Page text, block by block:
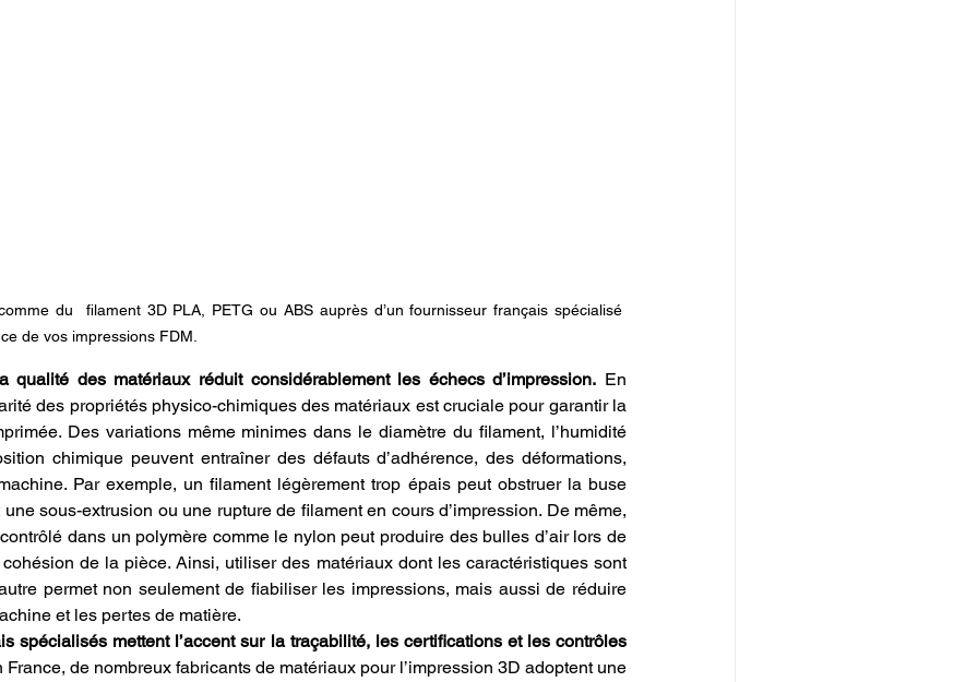
du  filament 3D PLA, PETG ou ABS auprès d’un fournisseur français spécialisé
de vos impressions FDM.
qualité des matériaux réduit considérablement les échecs d’impression. En
des propriétés physico-chimiques des matériaux est cruciale pour garantir la
Des variations même minimes dans le diamètre du filament, l’humidité
chimique peuvent entraîner des défauts d’adhérence, des déformations,
Par exemple, un filament légèrement trop épais peut obstruer la buse
une sous-extrusion ou une rupture de filament en cours d’impression. De même,
dans un polymère comme le nylon peut produire des bulles d’air lors de
de la pièce. Ainsi, utiliser des matériaux dont les caractéristiques sont
permet non seulement de fiabiliser les impressions, mais aussi de réduire
et les pertes de matière.
spécialisés mettent l’accent sur la traçabilité, les certifications et les contrôles
de nombreux fabricants de matériaux pour l’impression 3D adoptent une